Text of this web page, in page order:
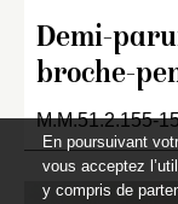
Demi-
broche-
M.M.51.2.155-
En poursuivant
vous acceptez
y compris de